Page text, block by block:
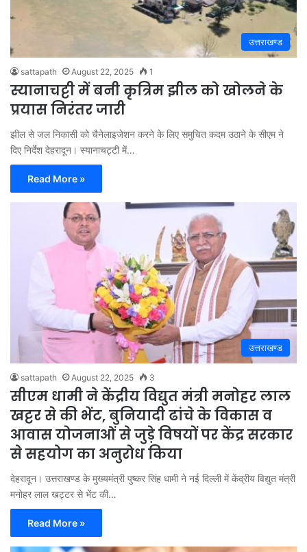
उत्तराखण्ड
sattapath August 22, 2025 1
स्यानाचट्टी में बनी कृत्रिम झील को खोलने के
प्रयास निरंतर जारी
झील से जल निकासी को चैनेलाइजेशन करने के लिए समुचित कदम उठाने के सीएम ने
दिए निर्देश देहरादून। स्यानाचट्टी में…
Read More »
उत्तराखण्ड
sattapath August 22, 2025 3
सीएम धामी ने केंद्रीय विद्युत मंत्री मनोहर लाल
खट्टर से की भेंट, बुनियादी ढांचे के विकास व
आवास योजनाओं से जुड़े विषयों पर केंद्र सरकार
से सहयोग का अनुरोध किया
देहरादून। उत्तराखण्ड के मुख्यमंत्री पुष्कर सिंह धामी ने नई दिल्ली में केंद्रीय विद्युत मंत्री
मनोहर लाल खट्टर से भेंट की…
Read More »